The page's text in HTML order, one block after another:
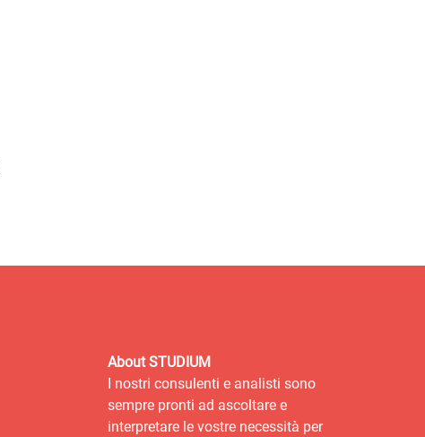
About STUDIUM
I nostri consulenti e analisti sono
sempre pronti ad ascoltare e
interpretare le vostre necessità per